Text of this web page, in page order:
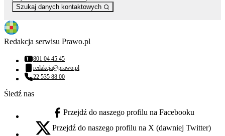
Szukaj danych kontaktowych
Redakcja serwisu Prawo.pl
Numer telefonu:
801 04 45 45
Adres email:
redakcja@prawo.pl
Numer telefonu:
22 535 88 00
Śledź nas
facebook - otwiera się w nowej karcie
Przejdź do naszego profilu na Facebooku
x - otwiera się w nowej karcie
Przejdź do naszego profilu na X (dawniej Twitter)